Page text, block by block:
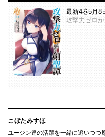
最新4巻5月8
攻撃力ゼロ
こぼたみすほ
ユージン達の活躍を一緒に追いつつ